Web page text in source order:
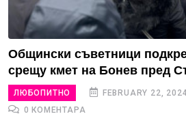
Общински съветници
срещу кмет на Бонев пред
ЛЮБОПИТНО FEBRUARY 22, 2024
0 КОМЕНТАРА